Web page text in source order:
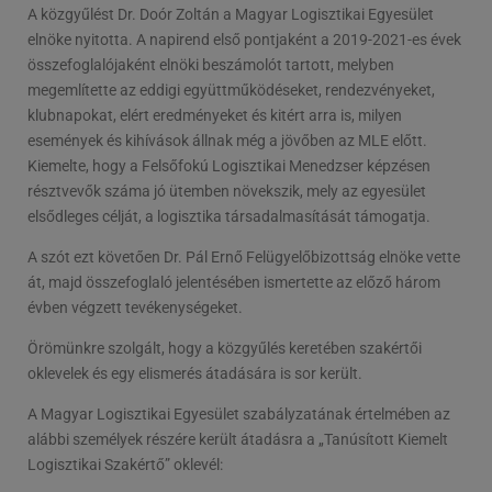
A közgyűlést Dr. Doór Zoltán a Magyar Logisztikai Egyesület
elnöke nyitotta. A napirend első pontjaként a 2019-2021-es évek
összefoglalójaként elnöki beszámolót tartott, melyben
megemlítette az eddigi együttműködéseket, rendezvényeket,
klubnapokat, elért eredményeket és kitért arra is, milyen
események és kihívások állnak még a jövőben az MLE előtt.
Kiemelte, hogy a Felsőfokú Logisztikai Menedzser képzésen
résztvevők száma jó ütemben növekszik, mely az egyesület
elsődleges célját, a logisztika társadalmasítását támogatja.
A szót ezt követően Dr. Pál Ernő Felügyelőbizottság elnöke vette
át, majd összefoglaló jelentésében ismertette az előző három
évben végzett tevékenységeket.
Örömünkre szolgált, hogy a közgyűlés keretében szakértői
oklevelek és egy elismerés átadására is sor került.
A Magyar Logisztikai Egyesület szabályzatának értelmében az
alábbi személyek részére került átadásra a „Tanúsított Kiemelt
Logisztikai Szakértő” oklevél: